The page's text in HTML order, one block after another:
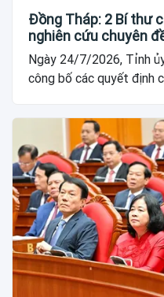
Đồng Tháp: 2 Bí thư
nghiên cứu chuyên
Ngày 24/7/2026, Tỉnh
công bố các quyết định